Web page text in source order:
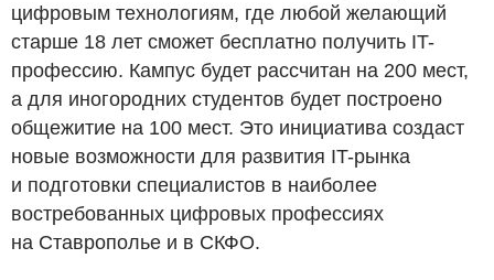
цифровым технологиям, где любой желающий
старше 18 лет сможет бесплатно получить IT-
профессию. Кампус будет рассчитан на 200 мест,
а для иногородних студентов будет построено
общежитие на 100 мест. Это инициатива создаст
новые возможности для развития IT-рынка
и подготовки специалистов в наиболее
востребованных цифровых профессиях
на Ставрополье и в СКФО.